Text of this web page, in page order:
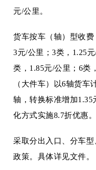
元/公里。
货车按车（轴）型收费
3元/公里；3类，1.25
类，1.85元/公里；6类
（大件车）以6轴货车
轴，转换标准增加
化方式实施8.7折优惠。
采取分出入口、分车
政策。具体详见文件。